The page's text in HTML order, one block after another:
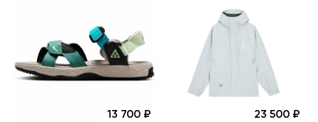
13 700 23 500